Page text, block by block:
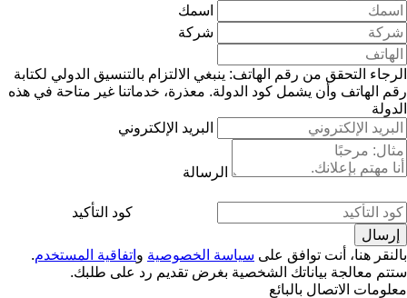
اسمك
شركة
الرجاء التحقق من رقم الهاتف: ينبغي الالتزام بالتنسيق الدولي لكتابة
رقم الهاتف وأن يشمل كود الدولة. معذرة، خدماتنا غير متاحة في هذه
الدولة
البريد الإلكتروني
الرسالة
كود التأكيد
بالنقر هنا، أنت توافق على سياسة الخصوصية و اتفاقية المستخدم.
ستتم معالجة بياناتك الشخصية بغرض تقديم رد على طلبك.
معلومات الاتصال بالبائع